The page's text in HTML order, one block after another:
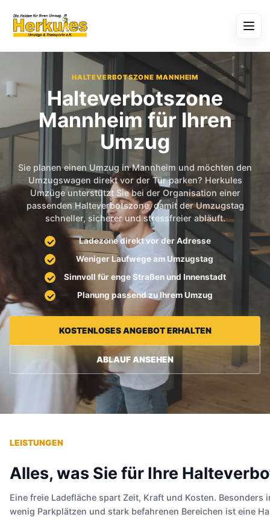
HALTEVERBOTSZONE MANNHEIM
Halteverbotszone
Mannheim für Ihren
Umzug
Sie planen einen Umzug in Mannheim und möchten den
Umzugswagen direkt vor der Tür parken? Herkules
Umzüge unterstützt Sie bei der Organisation einer
passenden Halteverbotszone, damit der Umzugstag
schneller, sicherer und stressfreier abläuft.
Ladezone direkt vor der Adresse
Weniger Laufwege am Umzugstag
Sinnvoll für enge Straßen und Innenstadt
Planung passend zu Ihrem Umzug
KOSTENLOSES ANGEBOT ERHALTEN
ABLAUF ANSEHEN
LEISTUNGEN
Alles, was Sie für Ihre
Eine freie Ladefläche spart Zeit, Kraft und Kosten. Besonders
wenig Parkplätzen und stark befahrenen Bereichen ist eine